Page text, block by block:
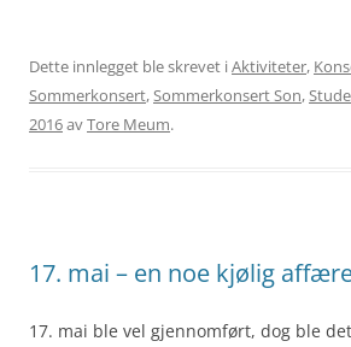
Dette innlegget ble skrevet iAktiviteter,
Sommerkonsert, Sommerkonsert Son,
2016avTore Meum.
17. mai – en noe kjølig
17. mai ble vel gjennomført, dog ble